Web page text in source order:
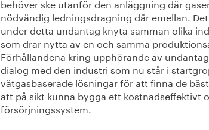
behöver ske utanför den anläggning där
nödvändig ledningsdragning där emellan.
under detta undantag knyta samman olika
som drar nytta av en och samma
Förhållandena kring upphörande av
dialog med den industri som nu står i
vätgasbaserade lösningar för att finna de
att på sikt kunna bygga ett kostnadseffektivt
försörjningssystem.